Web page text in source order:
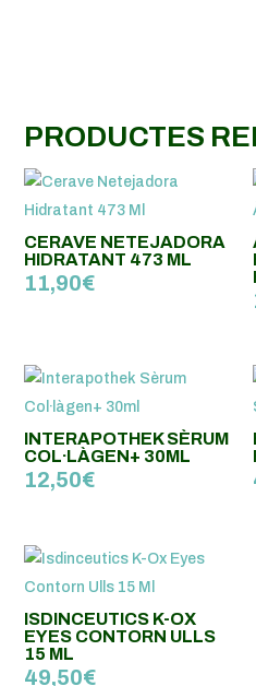
PRODUCTES
CERAVE NETEJADORA
HIDRATANT 473 ML
11,90€
INTERAPOTHEK SÈRUM
COL·LÀGEN+ 30ML
12,50€
ISDINCEUTICS K-OX
EYES CONTORN ULLS
15 ML
49,50€